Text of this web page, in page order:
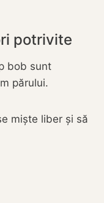
potrivite
bob sunt
părului.
miște liber și să